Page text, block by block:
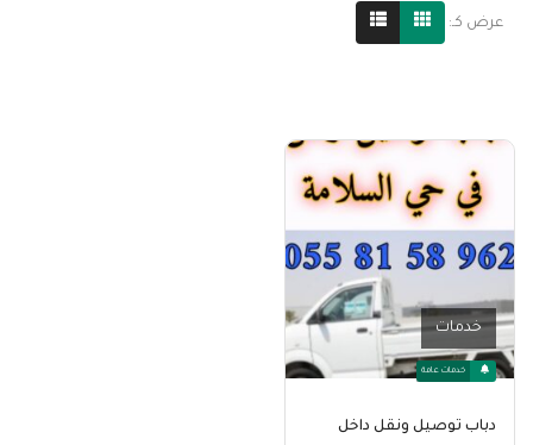
عرض كـ:
خدمات
خدمات عامة
دباب توصيل ونقل داخل